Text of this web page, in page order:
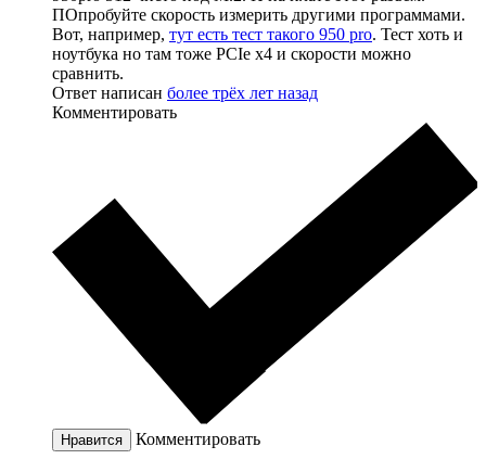
ПОпробуйте скорость измерить другими программами.
Вот, например, тут есть тест такого 950 pro. Тест хоть и
ноутбука но там тоже PCIe x4 и скорости можно
сравнить.
Ответ написан более трёх лет назад
Комментировать
Нравится Комментировать